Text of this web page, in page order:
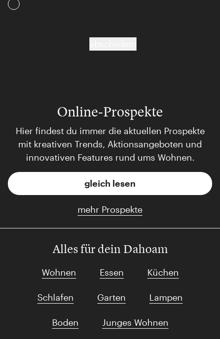
Online-Prospekte
Hier findest du immer die aktuellen Prospekte
mit kreativen Trends, Aktionsangeboten und
innovativen Features rund ums Wohnen.
gleich lesen
mehr Prospekte
Alles für dein Dahoam
Wohnen Essen Küchen
Schlafen Garten Lampen
Boden Junges Wohnen